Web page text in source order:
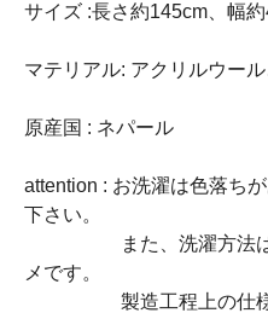
サイズ :長さ約145cm、幅
マテリアル: アクリルウー
原産国 : ネパール
attention : お洗濯は色落ち
下さい。
また、洗濯方法は手
メです。
製造工程上の仕様で